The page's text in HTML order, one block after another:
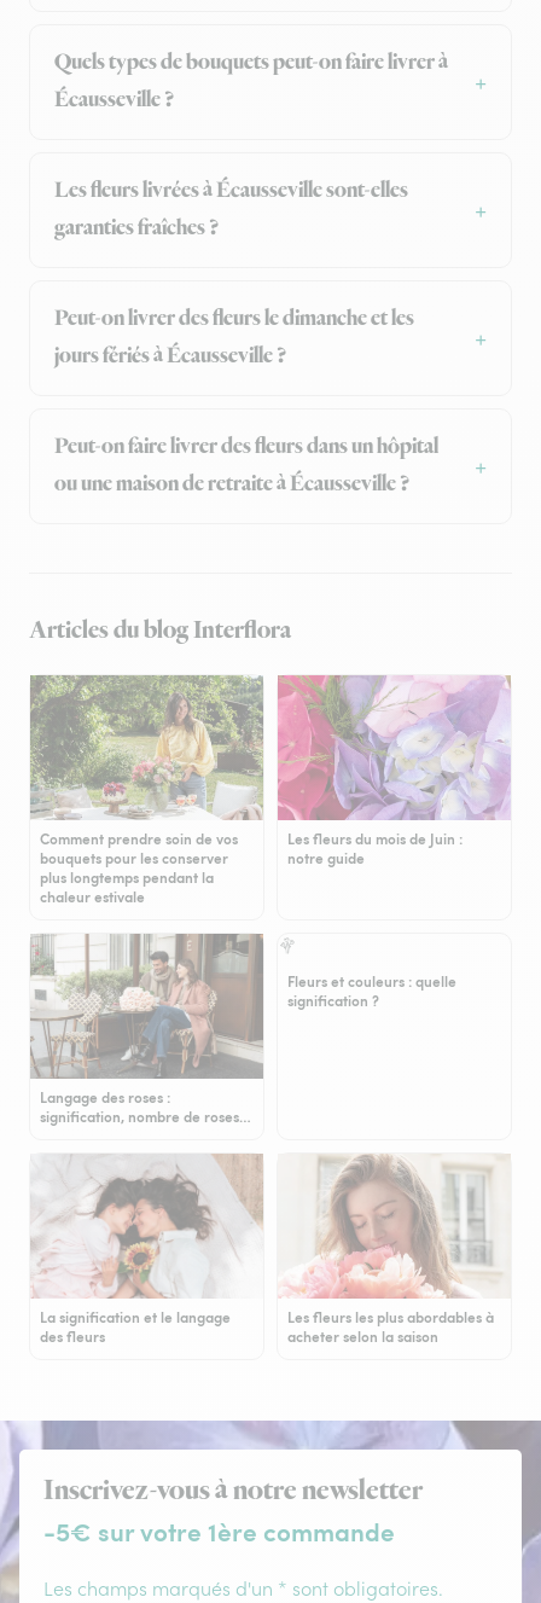
Quels types de bouquets peut-on faire livrer à
Écausseville ?
Les fleurs livrées à Écausseville sont-elles
garanties fraîches ?
Peut-on livrer des fleurs le dimanche et les
jours fériés à Écausseville ?
Peut-on faire livrer des fleurs dans un hôpital
ou une maison de retraite à Écausseville ?
Articles du blog Interflora
Comment prendre soin de vos
bouquets pour les conserver
plus longtemps pendant la
chaleur estivale
Les fleurs du mois de Juin :
notre guide
Langage des roses :
signification, nombre de roses…
Fleurs et couleurs : quelle
signification ?
La signification et le langage
des fleurs
Les fleurs les plus abordables à
acheter selon la saison
Inscrivez-vous à notre newsletter
-5€ sur votre 1ère commande
Les champs marqués d'un * sont obligatoires.